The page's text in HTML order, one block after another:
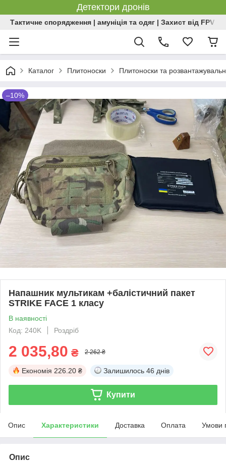
Детектори дронів
Тактичне спорядження | амуніція та одяг | Захист від FPV |
Каталог Плитоноски Плитоноски та
–10%
Напашник мультикам +балістичний пакет
STRIKE FACE 1 класу
В наявності
Код: 240K
Роздріб
2 035,80 ₴ 2 262 ₴
Економія 226.20 ₴ Залишилось 46 днів
Купити
Опис Характеристики Доставка Оплата Умови
Опис